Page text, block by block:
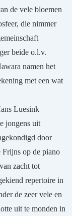
de vele bloemen
die nimmer
beide o.l.v.
namen het
met een wat
Luesink
jongens uit
door
op de piano
zacht tot
repertoire in
de zeer vele en
uit te monden in